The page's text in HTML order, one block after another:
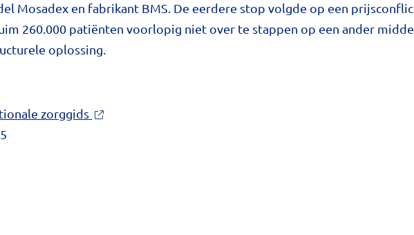
Mosadex en fabrikant BMS. De eerdere stop volgde op een
260.000 patiënten voorlopig niet over te stappen op een ander
oplossing.
zorggids